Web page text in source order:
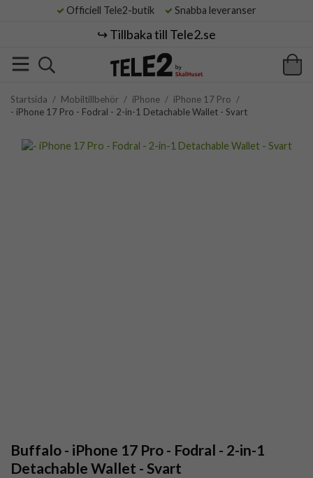
Officiell Tele2-butik Snabba leveranser
↪️ Tillbaka till Tele2.se
Startsida / Mobiltillbehör / iPhone / iPhone 17 Pro /
- iPhone 17 Pro - Fodral - 2-in-1 Detachable Wallet - Svart
Buffalo - iPhone 17 Pro - Fodral - 2-in-1
Detachable Wallet - Svart